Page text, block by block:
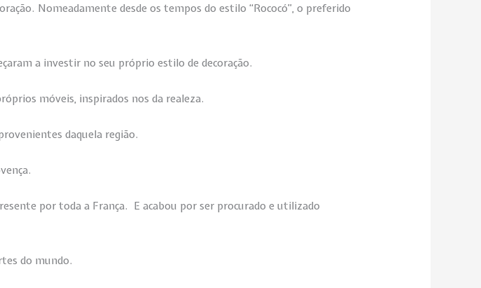
Nomeadamente desde os tempos do estilo “Rococó”, o preferido
a investir no seu próprio estilo de decoração.
móveis, inspirados nos da realeza.
daquela região.
por toda a França. E acabou por ser procurado e utilizado
do mundo.